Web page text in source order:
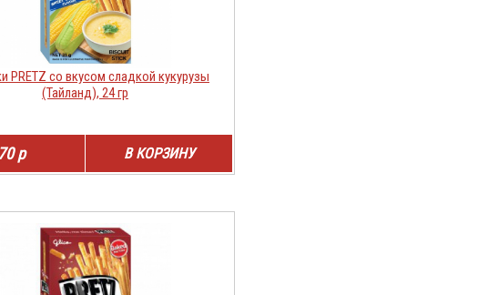
PRETZ со вкусом сладкой кукурузы
(Тайланд), 24 гр
70 р В КОРЗИНУ